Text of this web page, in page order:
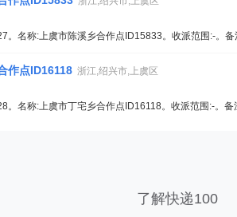
。名称:上虞市陈溪乡合作点ID15833。收派范围:-。
作点ID16118 浙江,绍兴市,上虞区
。名称:上虞市丁宅乡合作点ID16118。收派范围:-。
了解快递100